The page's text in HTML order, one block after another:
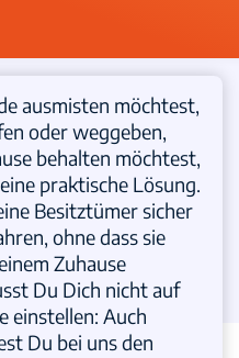
ausmisten möchtest,
oder weggeben,
behalten möchtest,
praktische Lösung.
Besitztümer sicher
ohne dass sie
Zuhause
Du Dich nicht auf
einstellen: Auch
Du bei uns den